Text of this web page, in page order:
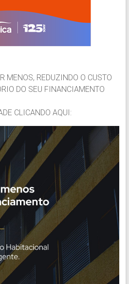
MENOS, REDUZINDO O CUSTO
DO SEU FINANCIAMENTO
CLICANDO AQUI: